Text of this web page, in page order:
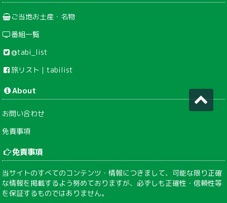
ご当地お土産・名物
番組一覧
@tabi_list
旅リスト｜tabilist
About
お問い合わせ
免責事項
免責事項
当サイトのすべてのコンテンツ・情報につきまして、可能な限り正確
な情報を掲載するよう努めておりますが、必ずしも正確性・信頼性等
を保証するものではありません。